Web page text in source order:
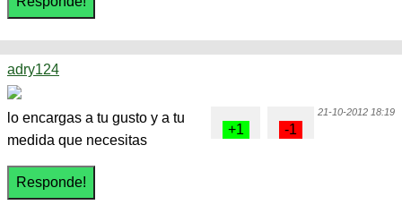
adry124
21-10-2012 18:19
lo encargas a tu gusto y a tu
medida que necesitas